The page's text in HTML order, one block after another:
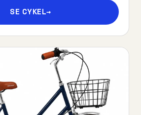
SE CYKEL→